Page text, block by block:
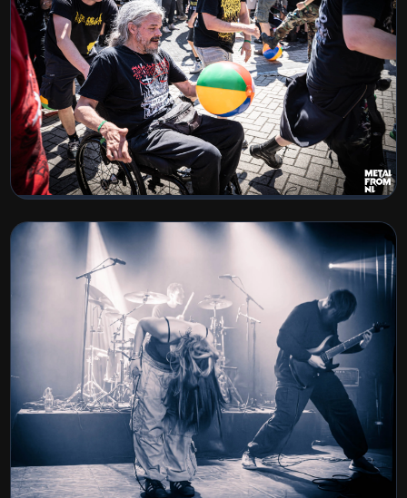
Stonehenge 2026
BEKIJK COLLECTIE